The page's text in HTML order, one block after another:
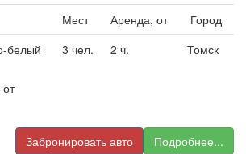
Мест Аренда, от
Город
белый 3 чел. 2 ч. Томск
Подробнее...
Забронировать авто